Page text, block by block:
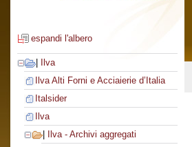
espandi l'albero
Ilva
Ilva Alti Forni e Acciaierie d’Italia
Italsider
Ilva
Ilva - Archivi aggregati